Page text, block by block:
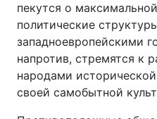
пекутся о
политические
западноевропейскими
напротив, стремятся к
народами
своей самобытной